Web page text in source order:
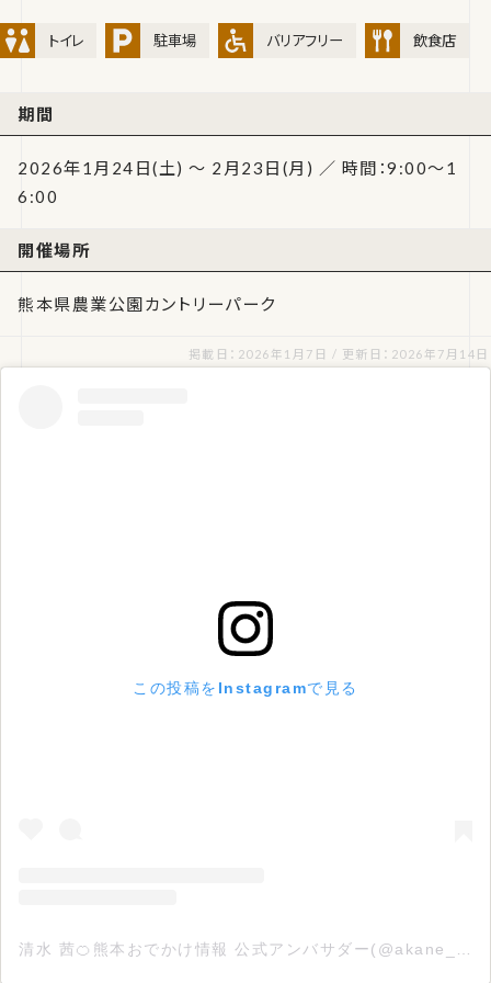
トイレ 駐車場 バリアフリー 飲食店
期間
2026年1月24日(土) ～ 2月23日(月) ／ 時間：9:00～1
6:00
開催場所
熊本県農業公園カントリーパーク
掲載日：2026年1月7日 / 更新日：2026年7月14日
この投稿をInstagramで見る